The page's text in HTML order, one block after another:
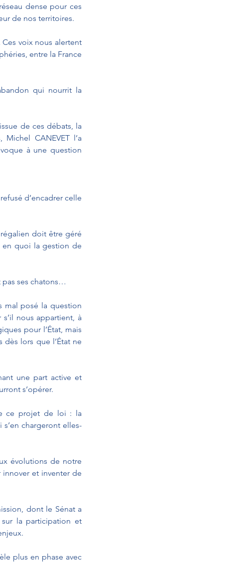
dense pour ces
de nos territoires.
voix nous alertent
entre la France
qui nourrit la
de ces débats, la
CANEVET l’a
à une question
d’encadrer celle
doit être géré
en quoi la gestion de
pas ses chatons…
mal posé la question
nous appartient, à
pour l’État, mais
dès lors que l’État ne
une part active et
s’opérer.
ce projet de loi : la
chargeront elles-
évolutions de notre
et inventer de
dont le Sénat a
la participation et
plus en phase avec